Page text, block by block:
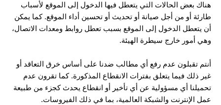
هناك بعض الحالات التي يتعطل فيها الدخول إلى الموقع لأسباب
طارئة أو من أجل صيانة أو تحديث أو تحسين أداء الموقع. كما يمكن
أن يتعطل الدخول إلى الموقع بسبب تعطل روابط ومعدات الاتصال،
وهي أمور خارج سيطرة الهيئة.
أنتم تقبلون عدم رفع أي مطالب ضدنا على أساس خرق التعاقد أو
غير ذلك فيما يتعلق بفترات الانقطاع المذكورة. كما تقرون عدم
تحميلنا أي مسؤولية عن أي تأخير أو انقطاع يحدث كجزء من طبيعة
عمل الإنترنت والشبكة العالمية، بما في ذلك الفيروسات.